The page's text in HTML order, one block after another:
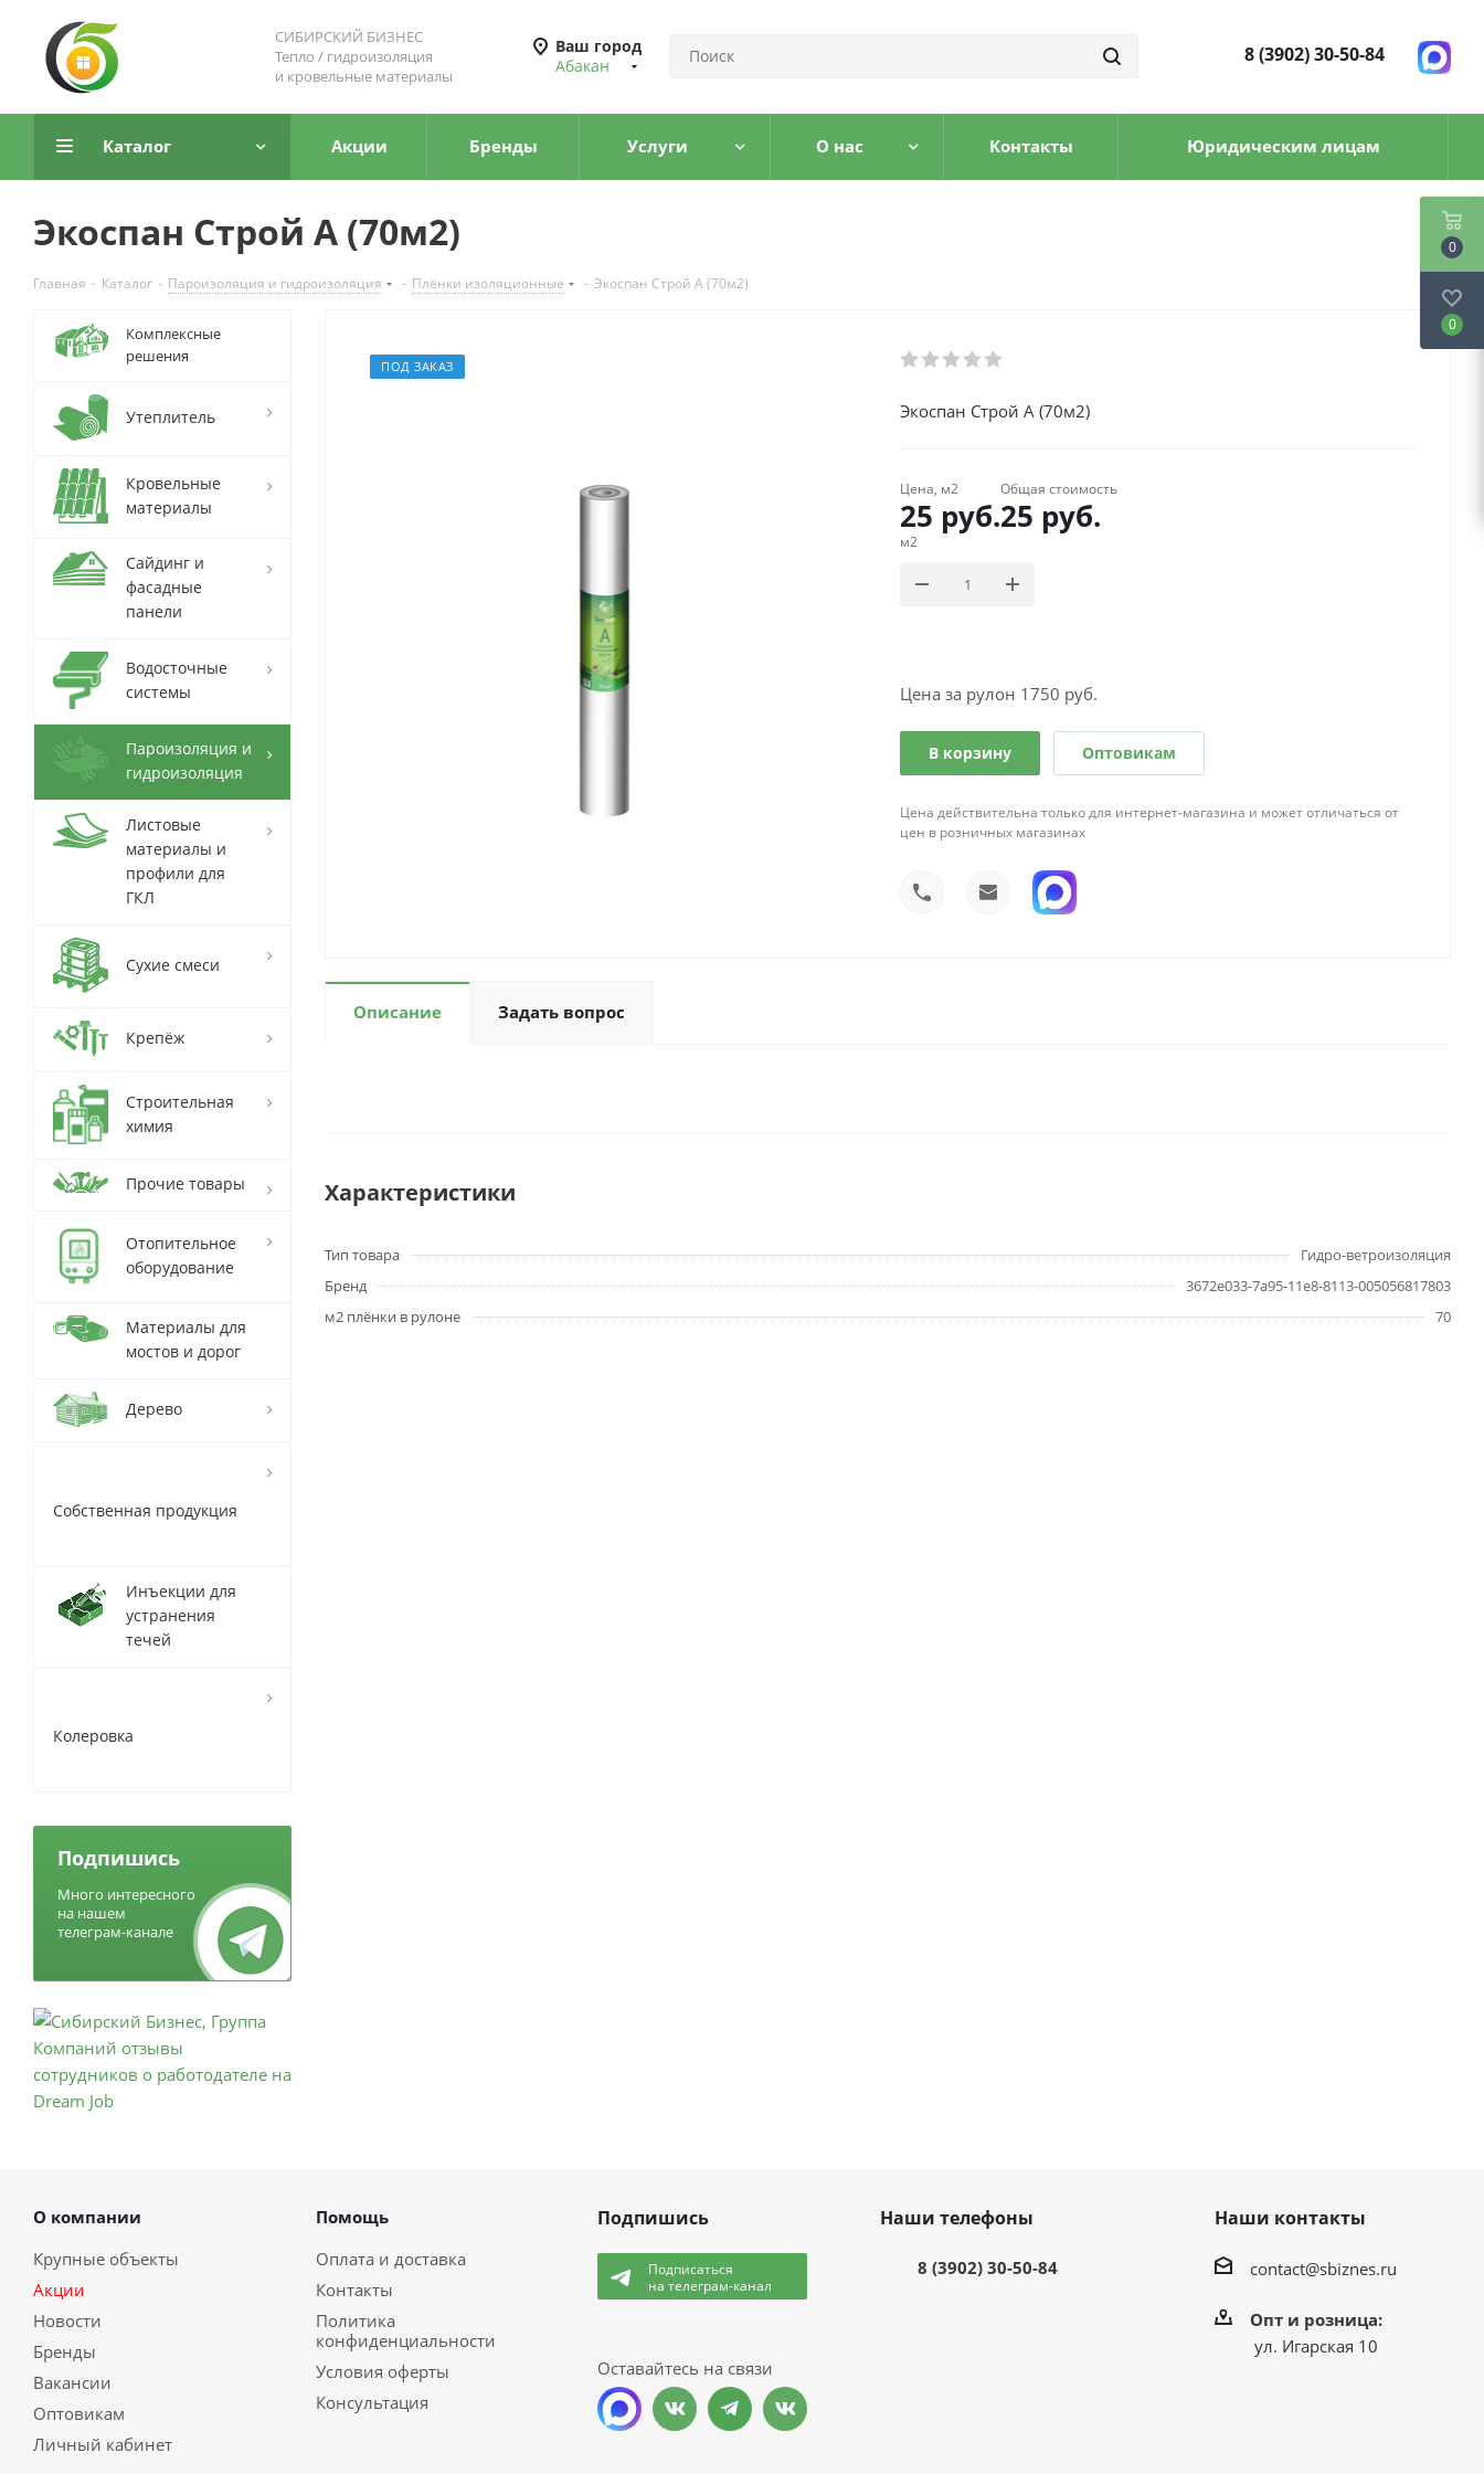
СИБИРСКИЙ БИЗНЕС
Тепло / гидроизоляция
и кровельные материалы
Ваш город
Абакан
8 (3902) 30-50-84
Каталог Акции Бренды Услуги О нас Контакты Юридическим лицам
Экоспан Строй А (70м2)
Главная - Каталог - Пароизоляция и гидроизоляция - Плёнки изоляционные - Экоспан Строй А (70м2)
ПОД ЗАКАЗ
Экоспан Строй А (70м2)
Цена, м2
25 руб.
Общая стоимость
25 руб.
м2
Цена за рулон 1750 руб.
В корзину Оптовикам
Цена действительна только для интернет-магазина и может отличаться от
цен в розничных магазинах
Описание Задать вопрос
Характеристики
Тип товара
Гидро-ветроизоляция
Бренд
3672e033-7a95-11e8-8113-005056817803
м2 плёнки в рулоне
70
Комплексные
решения
Утеплитель
Кровельные
материалы
Сайдинг и
фасадные
панели
Водосточные
системы
Пароизоляция и
гидроизоляция
Листовые
материалы и
профили для
ГКЛ
Сухие смеси
Крепёж
Строительная
химия
Прочие товары
Отопительное
оборудование
Материалы для
мостов и дорог
Дерево
Собственная продукция
Инъекции для
устранения
течей
Колеровка
Подпишись
Много интересного
на нашем
телеграм-канале
О компании
Крупные объекты
Акции
Новости
Бренды
Вакансии
Оптовикам
Личный кабинет
Помощь
Оплата и доставка
Контакты
Политика
конфиденциальности
Условия оферты
Консультация
Подпишись
Подписаться
на телеграм-канал
Оставайтесь на связи
Наши телефоны
8 (3902) 30-50-84
Наши контакты
contact@sbiznes.ru
Опт и розница:
ул. Игарская 10
0
0